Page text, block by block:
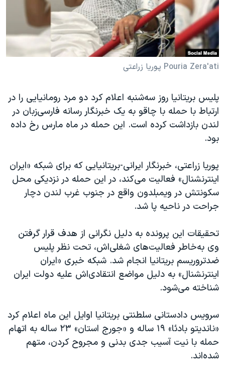
فرهنگ و زندگی
حقوق شهروندی
اقتصادی
علم و فناوری
گالری عکس
آرشیو پخش زنده
مستندها
انتخابات ریاست جمهوری آمریکا ۲۰۲۴
حمله جمهوری اسلامی به اسرائیل
رمز مهسا
اعتراضات زن، زندگی، آزادی
مجموعه مستندهای دادخواهی
چهل سال گروگان‌گیری
قانون شفافیت دارائی کادر رهبری ایران
اعتراضات مردمی آبان ۹۸
نرگس محمدی برنده جایزه نوبل صلح
همایش محافظه‌کاران آمریکا «سی‌پک»
صفحه‌های ویژه
دنبال کنید
Pouria Zera'ati پوریا زراعتی
پلیس بریتانیا روز سه‌شنبه اعلام کرد دو مرد رومانیایی را در
ارتباط با حمله با چاقو به یک خبرنگار رسانه فارسی‌زبان در
لندن بازداشت کرده است. این حمله در ماه مارس رخ داده
بود.
پوریا زراعتی، خبرنگار ایرانی-بریتانیایی که برای شبکه «ایران
اینترنشنال» فعالیت می‌کند، در این حمله در نزدیکی محل
سکونتش در ویمبلدون واقع در جنوب غرب لندن دچار
جراحت در ناحیه پا شد.
تحقیقات این پرونده به دلیل نگرانی از هدف قرار گرفتن
وی به‌خاطر فعالیت‌های شغلی‌اش، تحت نظر پلیس
ضدتروریسم بریتانیا انجام شد. شبکه خبری «ایران
اینترنشنال» به دلیل مواضع انتقادی‌اش علیه دولت ایران
شناخته می‌شود.
سرویس دادستانی سلطنتی بریتانیا اوایل این ماه اعلام کرد
«ناندیتو بادئا» ۱۹ ساله و «جورج استان» ۲۳ ساله به اتهام
حمله با نیت آسیب جدی بدنی و مجروح کردن، متهم
شده‌اند.